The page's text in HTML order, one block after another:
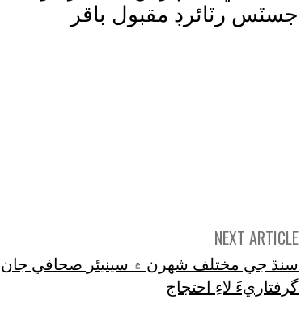
جسٽس رٽائرڊ مقبول باقر
NEXT ARTICLE
سنڌ جي مختلف شهرن ۾ سينيئر صحافي
گرفتاريءَ لاءِ احتجاج